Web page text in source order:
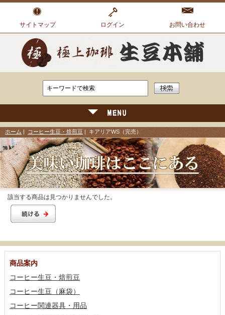
サイトマップ ログイン お問い合わせ
ホーム コーヒー生豆・焙煎豆 | キアリアWS（完売）
該当する商品は見つかりませんでした。
商品案内
コーヒー生豆・焙煎豆
コーヒー生豆（麻袋）
コーヒー関連器具・用品